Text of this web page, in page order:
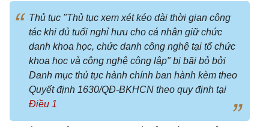
Thủ tục "Thủ tục xem xét kéo dài thời gian công
tác khi đủ tuổi nghỉ hưu cho cá nhân giữ chức
danh khoa học, chức danh công nghệ tại tổ chức
khoa học và công nghệ công lập" bị bãi bỏ bởi
Danh mục thủ tục hành chính ban hành kèm theo
Quyết định 1630/QĐ-BKHCN theo quy định tại
Điều 1